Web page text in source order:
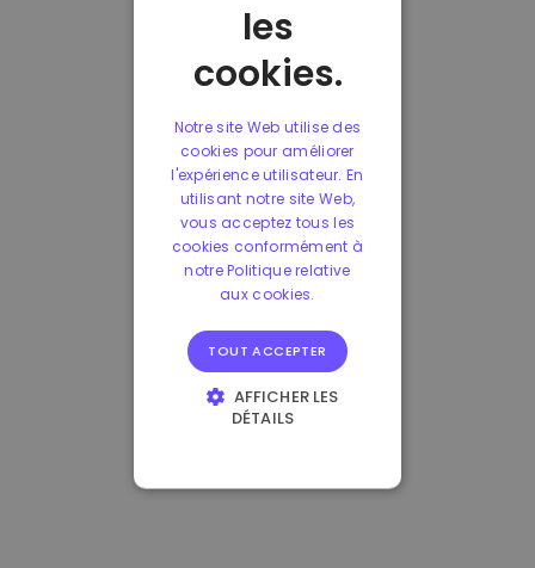
les
cookies.
Notre site Web utilise des
cookies pour améliorer
l'expérience utilisateur. En
utilisant notre site Web,
vous acceptez tous les
cookies conformément à
notre Politique relative
aux cookies.
TOUT ACCEPTER
AFFICHER LES
DÉTAILS